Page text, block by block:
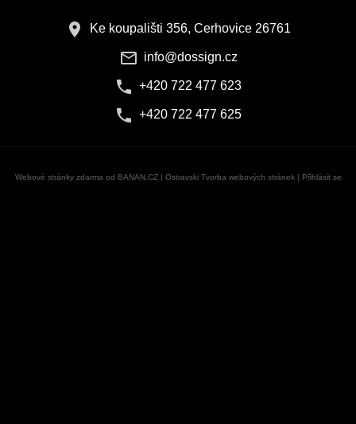
Ke koupališti 356, Cerhovice 26761
info@dossign.cz
+420 722 477 623
+420 722 477 625
Webové stránky zdarma od BANAN.CZ| Ostravski Tvorba webových stránek | Přihlásit se